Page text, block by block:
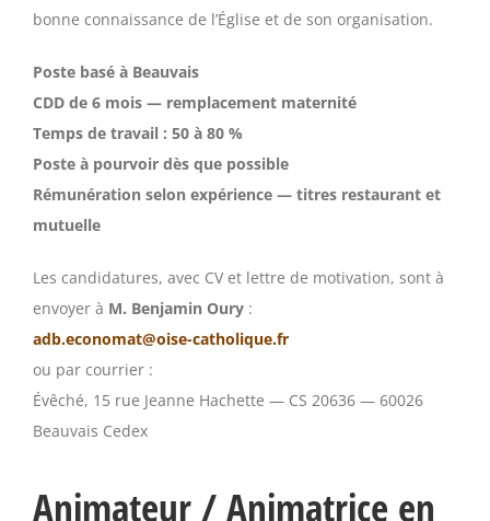
bonne connaissance de l’Église et de son organisation.
Poste basé à Beauvais
CDD de 6 mois — remplacement maternité
Temps de travail : 50 à 80 %
Poste à pourvoir dès que possible
Rémunération selon expérience — titres restaurant et
mutuelle
Les candidatures, avec CV et lettre de motivation, sont à
envoyer à M. Benjamin Oury:
adb.economat@oise-catholique.fr
ou par courrier :
Évêché, 15 rue Jeanne Hachette — CS 20636 — 60026
Beauvais Cedex
Animateur / Animatrice en